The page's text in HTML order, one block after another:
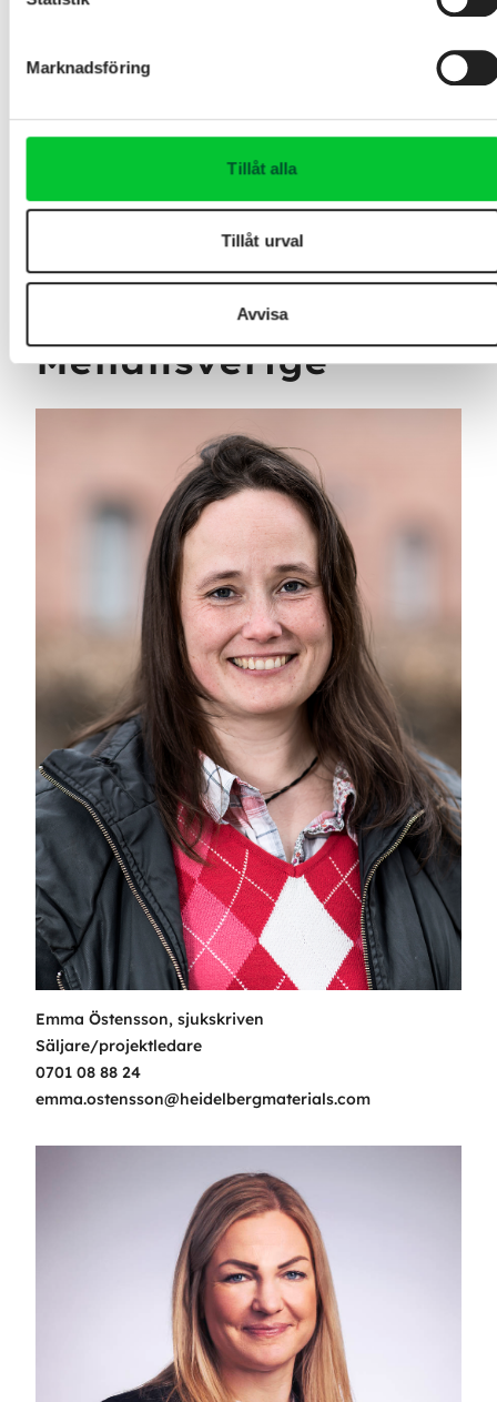
Marknadsföring
Tillåt alla
Tillåt urval
Avvisa
Peter Bringevik
0708-69 65 63
peter.bringevik@heidelbergmaterials.com
Mellansverige
Emma Östensson, sjukskriven
Säljare/projektledare
0701 08 88 24
emma.ostensson@heidelbergmaterials.com